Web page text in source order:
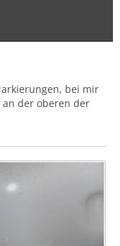
bei mir
der oberen der